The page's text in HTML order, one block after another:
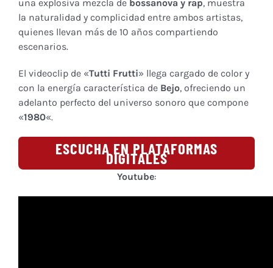
una explosiva mezcla de bossanova y rap, muestra
la naturalidad y complicidad entre ambos artistas,
quienes llevan más de 10 años compartiendo
escenarios.
El videoclip de «Tutti Frutti» llega cargado de color y
con la energía característica de Bejo, ofreciendo un
adelanto perfecto del universo sonoro que compone
«1980«.
ESCUCHA EN PLATAFORMAS
DIGITALES
Youtube: